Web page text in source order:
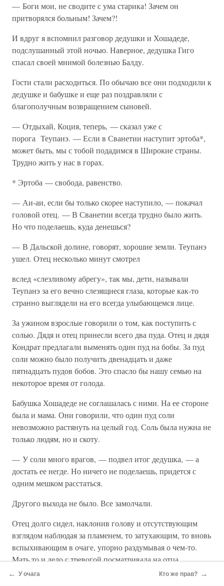
— Боги мои, не сводите с ума старика! Зачем он
притворялся больным! Зачем?!
И вдруг я вспомнил разговор дедушки и Хошадеде,
подслушанный этой ночью. Наверное, дедушка Гиго
спасал своей мнимой болезнью Балду.
Гости стали расходиться. По обычаю все они подходили к
дедушке и бабушке и еще раз поздравляли с
благополучным возвращением сыновей.
— Отдыхай, Коция, теперь, — сказал уже с
порога Теупанэ. — Если в Сванетии наступит эртоба*,
может быть, мы с тобой подадимся в Широкие страны.
Трудно жить у нас в горах.
* Эртоба — свобода, равенство.
— Аи-аи, если бы только скорее наступило, — покачал
головой отец. — В Сванетии всегда трудно было жить.
Но что поделаешь, куда денешься?
— В Дальской долине, говорят, хорошие земли. Теупанэ
ушел. Отец несколько минут смотрел
вслед «слезливому абрегу», так мы, дети, называли
Теупанэ за его вечно слезящиеся глаза, которые как-то
странно выглядели на его всегда улыбающемся лице.
За ужином взрослые говорили о том, как поступить с
солью. Дядя и отец принесли всего два пуда. Отец и дядя
Кондрат предлагали выменять один пуд на бобы. За пуд
соли можно было получить двенадцать и даже
пятнадцать пудов бобов. Это спасло бы нашу семью на
некоторое время от голода.
Бабушка Хошадеде не соглашалась с ними. На ее стороне
была и мама. Они говорили, что один пуд соли
невозможно растянуть на целый год. Соль была нужна не
только людям, но и скоту.
— У соли много врагов, — подвел итог дедушка, — а
достать ее негде. Но ничего не поделаешь, придется с
одним мешком расстаться.
Другого выхода не было. Все замолчали.
Отец долго сидел, наклонив голову и отсутствующим
взглядом наблюдая за пламенем, то затухающим, то вновь
вспыхивающим в очаге, упорно раздумывая о чем-то.
Мать то и дело с тревогой посматривала на отца.
Поднявшись со своего места и пройдя несколько раз от
← У очага Кто же прав? →